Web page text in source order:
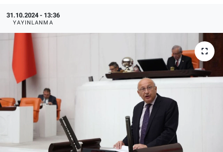
31.10.2024 - 13:36
YAYINLANMA
ASAYİŞ